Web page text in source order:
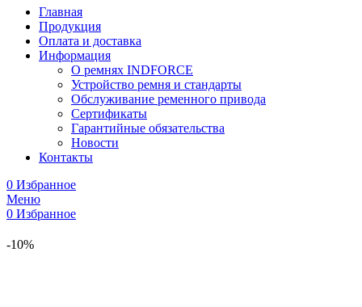
Главная
Продукция
Оплата и доставка
Информация
О ремнях INDFORCE
Устройство ремня и стандарты
Обслуживание ременного привода
Сертификаты
Гарантийные обязательства
Новости
Контакты
0 Избранное
Меню
0 Избранное
-10%